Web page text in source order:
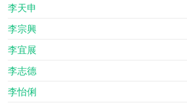
李天申
李宗興
李宜展
李志德
李怡俐